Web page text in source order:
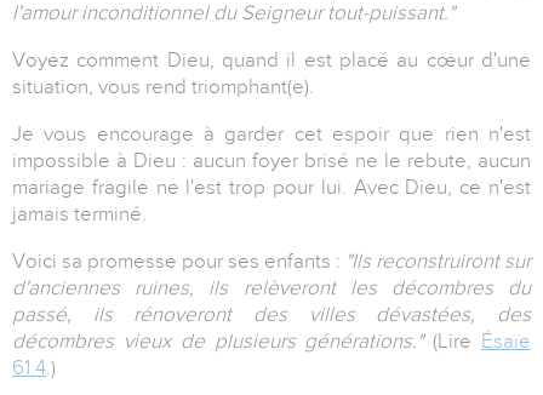
l'amour inconditionnel du Seigneur tout-puissant."
Voyez comment Dieu, quand il est placé au cœur d'une
situation, vous rend triomphant(e).
Je vous encourage à garder cet espoir que rien n'est
impossible à Dieu : aucun foyer brisé ne le rebute, aucun
mariage fragile ne l'est trop pour lui. Avec Dieu, ce n'est
jamais terminé.
Voici sa promesse pour ses enfants : "Ils reconstruiront sur
d'anciennes ruines, ils relèveront les décombres du
passé, ils rénoveront des villes dévastées, des
décombres vieux de plusieurs générations."(Lire Ésaïe
61.4.)